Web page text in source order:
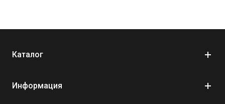
отсутствие открытой иглы для уменьшения риска
Каталог
Информация